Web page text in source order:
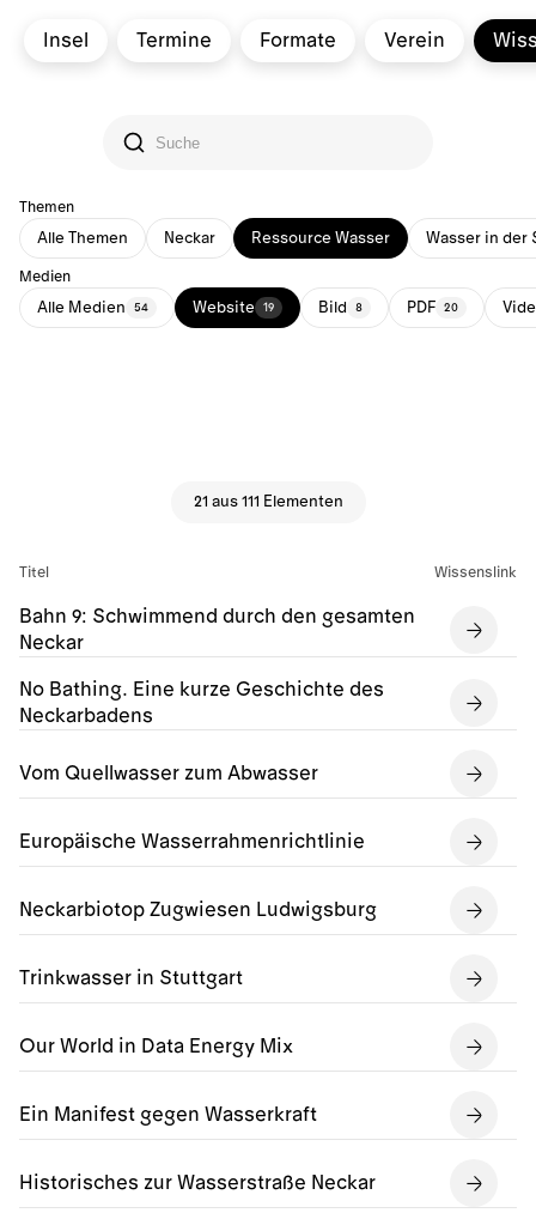
Insel Termine Formate Verein
Themen
Alle Themen Neckar Ressource Wasser Wasser in der
Medien
Alle Medien 54 Website 19 Bild 8 PDF 20
21 aus 111 Elementen
Titel Wissenslink
Bahn 9: Schwimmend durch den gesamten
Neckar
No Bathing. Eine kurze Geschichte des
Neckarbadens
Vom Quellwasser zum Abwasser
Europäische Wasserrahmenrichtlinie
Neckarbiotop Zugwiesen Ludwigsburg
Trinkwasser in Stuttgart
Our World in Data Energy Mix
Ein Manifest gegen Wasserkraft
Historisches zur Wasserstraße Neckar